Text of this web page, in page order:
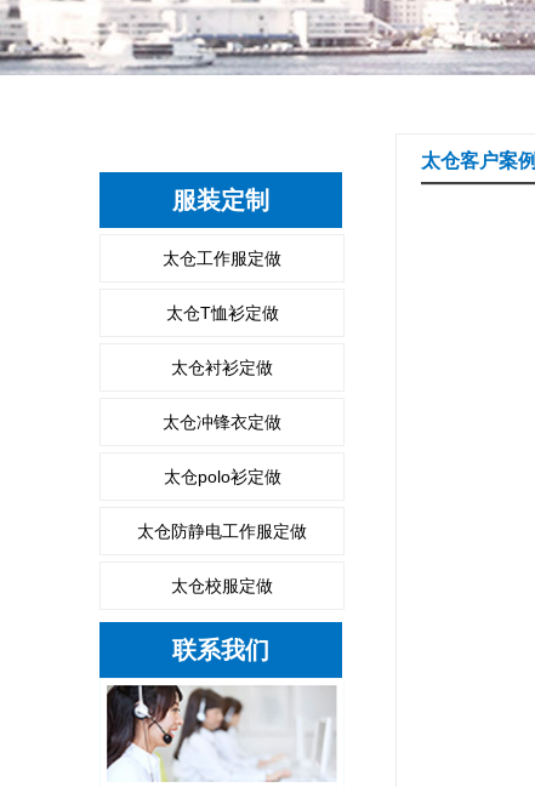
服装定制
太仓工作服定做
太仓T恤衫定做
太仓衬衫定做
太仓冲锋衣定做
太仓polo衫定做
太仓防静电工作服定做
太仓校服定做
联系我们
太仓客户案例